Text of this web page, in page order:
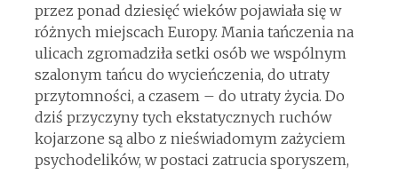
przez ponad dziesięć wieków pojawiała się w
różnych miejscach Europy. Mania tańczenia na
ulicach zgromadziła setki osób we wspólnym
szalonym tańcu do wycieńczenia, do utraty
przytomności, a czasem – do utraty życia. Do
dziś przyczyny tych ekstatycznych ruchów
kojarzone są albo z nieświadomym zażyciem
psychodelików, w postaci zatrucia sporyszem,